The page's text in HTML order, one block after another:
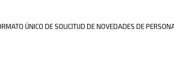
ÚNICO DE SOLICITUD DE NOVEDADES DE